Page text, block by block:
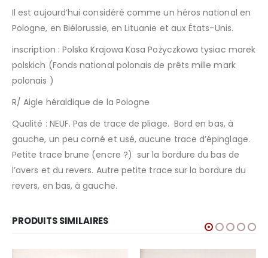
Il est aujourd’hui considéré comme un héros national en
Pologne, en Biélorussie, en Lituanie et aux États-Unis.
inscription : Polska Krajowa Kasa Pożyczkowa tysiac marek
polskich (Fonds national polonais de prêts mille mark
polonais )
R/ Aigle héraldique de la Pologne
Qualité : NEUF. Pas de trace de pliage. Bord en bas, à
gauche, un peu corné et usé, aucune trace d’épinglage.
Petite trace brune (encre ?) sur la bordure du bas de
l’avers et du revers. Autre petite trace sur la bordure du
revers, en bas, à gauche.
PRODUITS SIMILAIRES